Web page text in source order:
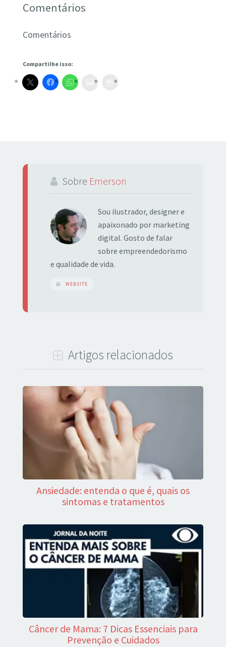
Comentários
Comentários
Compartilhe isso:
Sobre Emerson
Sou ilustrador, designer e
apaixonado por marketing
digital. Gosto de falar
sobre empreendedorismo
e qualidade de vida.
WEBSITE
Artigos relacionados
Ansiedade: entenda o que é, quais os
sintomas e tratamentos
Câncer de Mama: 7 Dicas Essenciais para
Prevenção e Cuidados